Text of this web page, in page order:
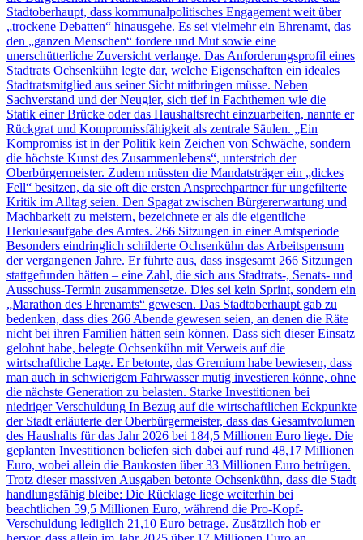
Stadtoberhaupt, dass kommunalpolitisches Engagement weit über
„trockene Debatten“ hinausgehe. Es sei vielmehr ein Ehrenamt, das
den „ganzen Menschen“ fordere und Mut sowie eine
unerschütterliche Zuversicht verlange. Das Anforderungsprofil eines
Stadtrats Ochsenkühn legte dar, welche Eigenschaften ein ideales
Stadtratsmitglied aus seiner Sicht mitbringen müsse. Neben
Sachverstand und der Neugier, sich tief in Fachthemen wie die
Statik einer Brücke oder das Haushaltsrecht einzuarbeiten, nannte er
Rückgrat und Kompromissfähigkeit als zentrale Säulen. „Ein
Kompromiss ist in der Politik kein Zeichen von Schwäche, sondern
die höchste Kunst des Zusammenlebens“, unterstrich der
Oberbürgermeister. Zudem müssten die Mandatsträger ein „dickes
Fell“ besitzen, da sie oft die ersten Ansprechpartner für ungefilterte
Kritik im Alltag seien. Den Spagat zwischen Bürgererwartung und
Machbarkeit zu meistern, bezeichnete er als die eigentliche
Herkulesaufgabe des Amtes. 266 Sitzungen in einer Amtsperiode
Besonders eindringlich schilderte Ochsenkühn das Arbeitspensum
der vergangenen Jahre. Er führte aus, dass insgesamt 266 Sitzungen
stattgefunden hätten – eine Zahl, die sich aus Stadtrats-, Senats- und
Ausschuss-Termin zusammensetze. Dies sei kein Sprint, sondern ein
„Marathon des Ehrenamts“ gewesen. Das Stadtoberhaupt gab zu
bedenken, dass dies 266 Abende gewesen seien, an denen die Räte
nicht bei ihren Familien hätten sein können. Dass sich dieser Einsatz
gelohnt habe, belegte Ochsenkühn mit Verweis auf die
wirtschaftliche Lage. Er betonte, das Gremium habe bewiesen, dass
man auch in schwierigem Fahrwasser mutig investieren könne, ohne
die nächste Generation zu belasten. Starke Investitionen bei
niedriger Verschuldung In Bezug auf die wirtschaftlichen Eckpunkte
der Stadt erläuterte der Oberbürgermeister, dass das Gesamtvolumen
des Haushalts für das Jahr 2026 bei 184,5 Millionen Euro liege. Die
geplanten Investitionen beliefen sich dabei auf rund 48,17 Millionen
Euro, wobei allein die Baukosten über 33 Millionen Euro betrügen.
Trotz dieser massiven Ausgaben betonte Ochsenkühn, dass die Stadt
handlungsfähig bleibe: Die Rücklage liege weiterhin bei
beachtlichen 59,5 Millionen Euro, während die Pro-Kopf-
Verschuldung lediglich 21,10 Euro betrage. Zusätzlich hob er